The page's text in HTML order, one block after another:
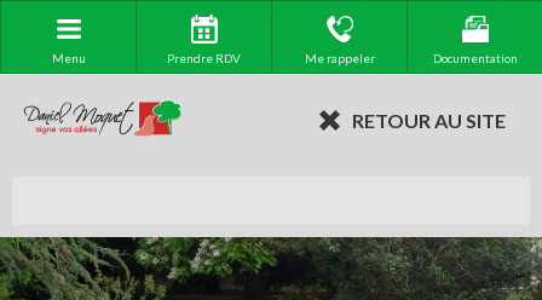
Menu Prendre RDV Me rappeler Documentation
RETOUR AU SITE